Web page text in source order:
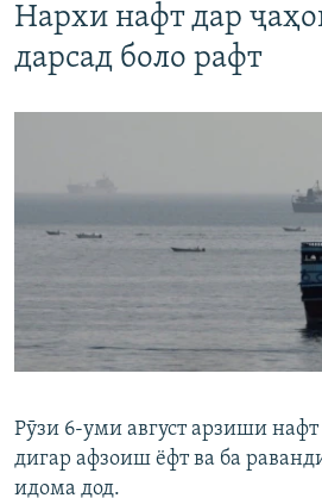
Нархи нафт дар
дарсад боло рафт
Рӯзи 6-уми август арзиши
дигар афзоиш ёфт ва ба
идома дод.